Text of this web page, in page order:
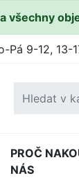
všechny
Pá 9-12, 13-
PROČ
NÁS